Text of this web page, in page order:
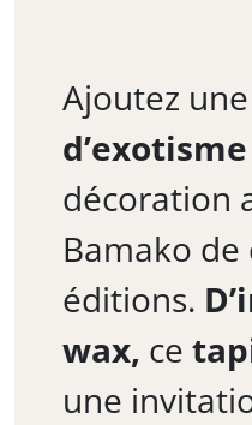
Ajoutez une
d’exotisme
décoration
Bamako de
éditions.
wax, ce
une